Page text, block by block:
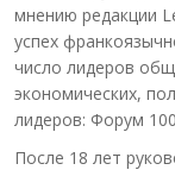
мнению редакции
успех
число лидеров
экономических,
лидеров: Форум
После 18 лет